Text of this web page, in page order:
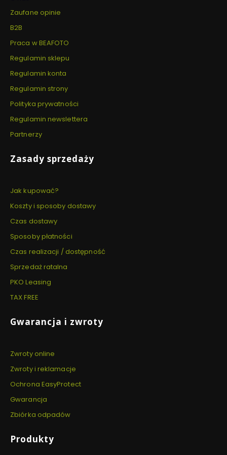
Zaufane opinie
B2B
Praca w BEAFOTO
Regulamin sklepu
Regulamin konta
Regulamin strony
Polityka prywatności
Regulamin newslettera
Partnerzy
Zasady sprzedaży
Jak kupować?
Koszty i sposoby dostawy
Czas dostawy
Sposoby płatności
Czas realizacji / dostępność
Sprzedaż ratalna
PKO Leasing
TAX FREE
Gwarancja i zwroty
Zwroty online
Zwroty i reklamacje
Ochrona EasyProtect
Gwarancja
Zbiórka odpadów
Produkty